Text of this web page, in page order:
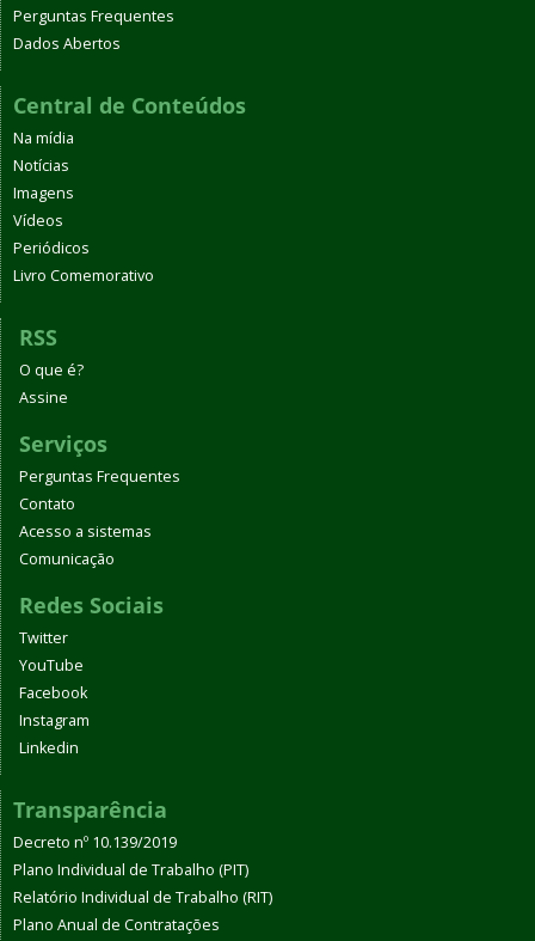
Perguntas Frequentes
Dados Abertos
Central de Conteúdos
Na mídia
Notícias
Imagens
Vídeos
Periódicos
Livro Comemorativo
RSS
O que é?
Assine
Serviços
Perguntas Frequentes
Contato
Acesso a sistemas
Comunicação
Redes Sociais
Twitter
YouTube
Facebook
Instagram
Linkedin
Transparência
Decreto nº 10.139/2019
Plano Individual de Trabalho (PIT)
Relatório Individual de Trabalho (RIT)
Plano Anual de Contratações